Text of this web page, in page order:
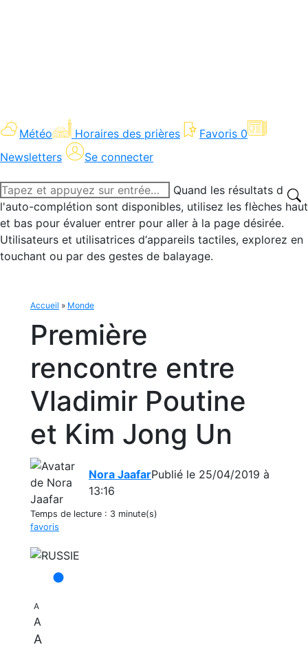
Météo Horaires des prières Favoris 0
Newsletters
Se connecter
Recherche
:
Quand les résultats de
l'auto-complétion sont disponibles, utilisez les flèches haut
et bas pour évaluer entrer pour aller à la page désirée.
Utilisateurs et utilisatrices d‘appareils tactiles, explorez en
touchant ou par des gestes de balayage.
Accueil » Monde
Première
rencontre entre
Vladimir Poutine
et Kim Jong Un
Nora JaafarPublié le 25/04/2019 à
13:16
Temps de lecture : 3 minute(s)
favoris
A
A
A